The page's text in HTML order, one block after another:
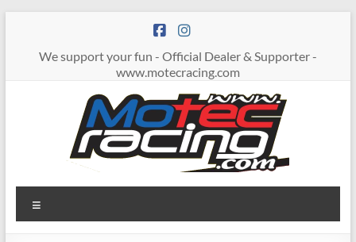
springenWe support your fun - Official Dealer & Supporter -
www.motecracing.com
MOTECRACING